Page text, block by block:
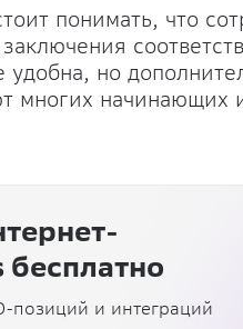
понимать, что
удобна, но
многих начинающих
бесплатно
позиций и интеграций